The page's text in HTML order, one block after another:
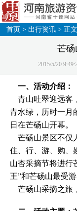
首页 >出行资讯 > 正文
芒砀
2015/5/20
一、活动介绍：
青山吐翠迎远客
青水绿，历时一月
日在芒砀山开幕。
芒砀山景区不仅
住、行、游、购、
山杏采摘节将进行
王”和芒砀山最受
芒砀山采摘之旅